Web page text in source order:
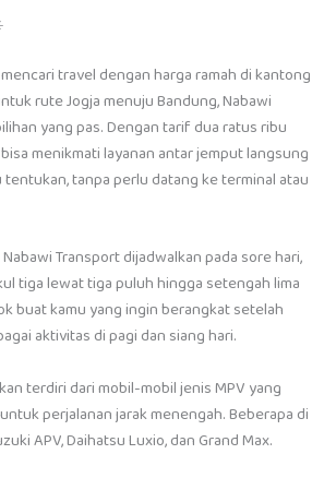
travel dengan harga ramah di kantong
rute Jogja menuju Bandung, Nabawi
yang pas. Dengan tarif dua ratus ribu
menikmati layanan antar jemput langsung
tentukan, tanpa perlu datang ke terminal atau
Transport dijadwalkan pada sore hari,
tiga lewat tiga puluh hingga setengah lima
buat kamu yang ingin berangkat setelah
aktivitas di pagi dan siang hari.
terdiri dari mobil-mobil jenis MPV yang
perjalanan jarak menengah. Beberapa di
APV, Daihatsu Luxio, dan Grand Max.